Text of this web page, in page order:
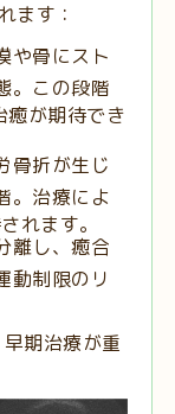
ます：
や骨にスト
。この段階
癒が期待でき
骨折が生じ
。治療によ
れます。
離し、癒合
動制限のリ
早期治療が重